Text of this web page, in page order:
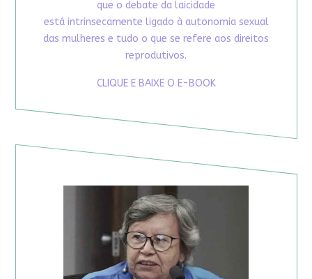
que o debate da laicidade
está intrinsecamente ligado à autonomia sexual
das mulheres e tudo o que se refere aos direitos
reprodutivos.
CLIQUE E BAIXE O E-BOOK